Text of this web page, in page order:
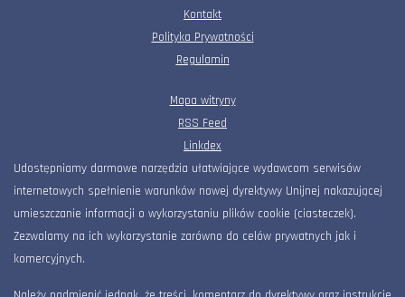
Kontakt
Polityka Prywatności
Regulamin
Mapa witryny
RSS Feed
Linkdex
Udostępniamy darmowe narzędzia ułatwiające wydawcom serwisów
internetowych spełnienie warunków nowej dyrektywy Unijnej nakazującej
umieszczanie informacji o wykorzystaniu plików cookie (ciasteczek).
Zezwalamy na ich wykorzystanie zarówno do celów prywatnych jak i
komercyjnych.